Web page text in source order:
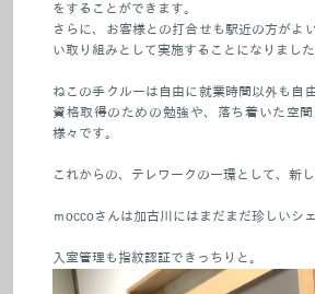
をすることができます。
さらに、お客様との打合せも駅近の方がよ
い取り組みとして実施することになりました
ねこの手クルーは自由に就業時間以外も自
資格取得のための勉強や、落ち着いた空
様々です。
これからの、テレワークの一環として、新し
ｍoccoさんは加古川にはまだまだ珍しいシ
入室管理も指紋認証できっちりと。